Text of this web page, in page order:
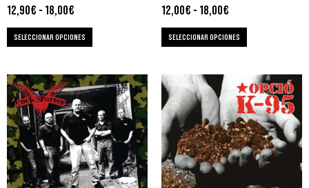
12,90€ - 18,00€
SELECCIONAR OPCIONES
12,00€ - 18,00€
SELECCIONAR OPCIONES